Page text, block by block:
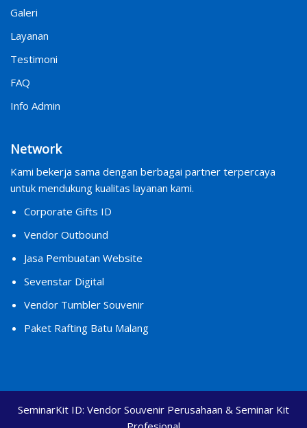
Galeri
Layanan
Testimoni
FAQ
Info Admin
Network
Kami bekerja sama dengan berbagai partner terpercaya
untuk mendukung kualitas layanan kami.
Corporate Gifts ID
Vendor Outbound
Jasa Pembuatan Website
Sevenstar Digital
Vendor Tumbler Souvenir
Paket Rafting Batu Malang
SeminarKit ID: Vendor Souvenir Perusahaan & Seminar Kit